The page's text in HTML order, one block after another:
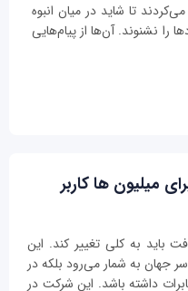
تا شاید در میان انبوه
را نشنوند. آن‌ها از پیام‌هایی
میلیون ها کاربر
باید به کلی تغییر کند. این
جهان به شمار می‌رود بلکه در
داشته باشد. این شرکت در